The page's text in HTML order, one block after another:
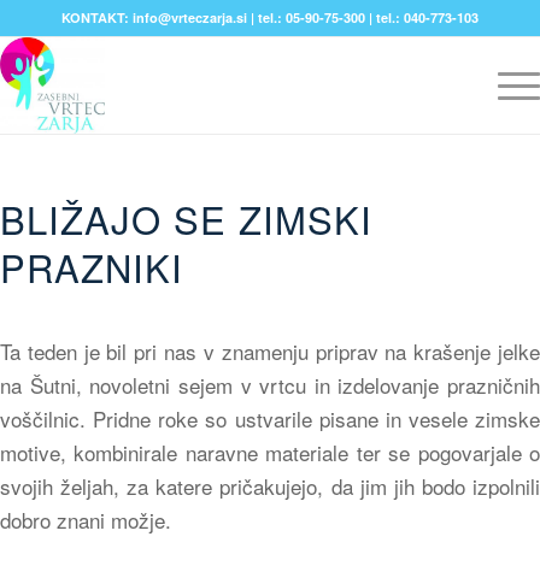
KONTAKT: info@vrteczarja.si | tel.: 05-90-75-300 | tel.: 040-773-103
BLIŽAJO SE ZIMSKI
PRAZNIKI
Ta teden je bil pri nas v znamenju priprav na krašenje jelke
na Šutni, novoletni sejem v vrtcu in izdelovanje prazničnih
voščilnic. Pridne roke so ustvarile pisane in vesele zimske
motive, kombinirale naravne materiale ter se pogovarjale o
svojih željah, za katere pričakujejo, da jim jih bodo izpolnili
dobro znani možje.